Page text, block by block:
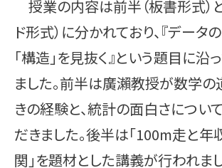
授業の内容は前半（板書形式）
ド形式）に分かれており、『データ
「構造」を見抜く』という題目に沿
ました。前半は廣瀨教授が数学の
きの経験と、統計の面白さについ
だきました。後半は「100m走と
関」を題材とした講義が行われま